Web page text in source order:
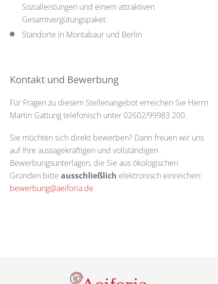
Sozialleistungen und einem attraktiven
Gesamtvergütungspaket.
Standorte in Montabaur und Berlin
Kontakt und Bewerbung
Für Fragen zu diesem Stellenangebot erreichen Sie Herrn
Martin Gattung telefonisch unter 02602/99983 200.
Sie möchten sich direkt bewerben? Dann freuen wir uns
auf Ihre aussagekräftigen und vollständigen
Bewerbungsunterlagen, die Sie aus ökologischen
Gründen bitte ausschließlich elektronisch einreichen:
bewerbung@aeiforia.de